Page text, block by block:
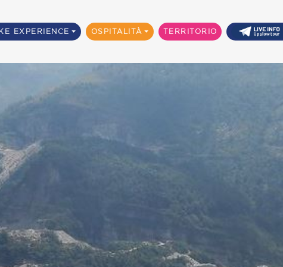
EXPERIENCE OSPITALITÀ TERRITORIO